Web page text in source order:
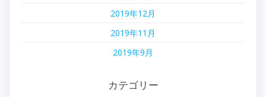
2019年12月
2019年11月
2019年9月
カテゴリー